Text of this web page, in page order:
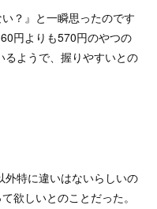
？』と一瞬思ったのです
円よりも570円のやつの
ようで、握りやすいとの
外特に違いはないらしいの
欲しいとのことだった。